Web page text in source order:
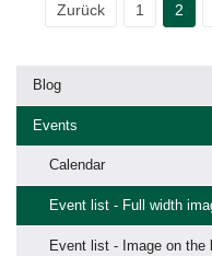
Zurück 1 2
Blog
Events
Calendar
Event list - Full width
Event list - Image on the